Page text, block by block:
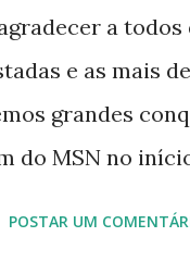
a
e as mais
grandes
do MSN no
POSTAR UM